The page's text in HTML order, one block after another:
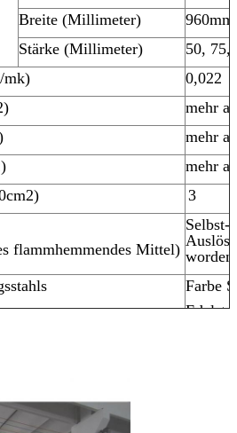
Breite (Millimeter)
960mm
Stärke (Millimeter)
50, 75,
mk)
0,022
mehr
mehr
mehr
3
flammhemmendes Mittel)
Selbst-
Farbe